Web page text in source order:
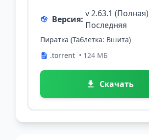
Версия:
v 2.63.1 (Полная)
Последняя
Пиратка (Таблетка: Вшита)
.torrent • 124 МБ
Скачать